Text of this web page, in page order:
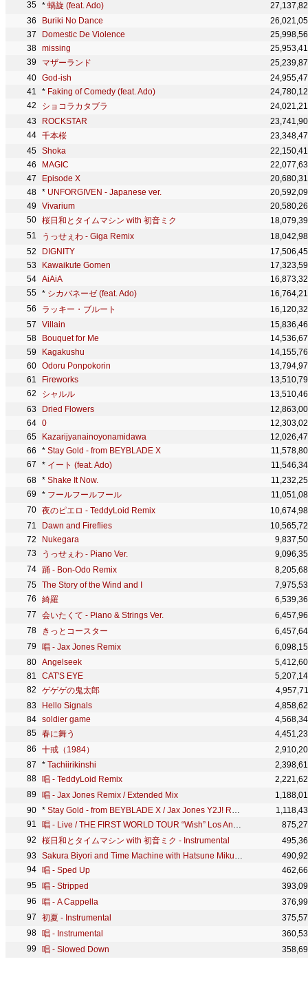
* 蝸旋 (feat. Ado)
Buriki No Dance
Domestic De Violence
missing
マザーランド
God-ish
* Faking of Comedy (feat. Ado)
ショコラカタブラ
ROCKSTAR
千本桜
Shoka
MAGIC
Episode X
* UNFORGIVEN - Japanese ver.
Vivarium
桜日和とタイムマシン with 初音ミク
うっせぇわ - Giga Remix
DIGNITY
Kawaikute Gomen
AiAiA
* シカバネーゼ (feat. Ado)
ラッキー・ブルート
Villain
Bouquet for Me
Kagakushu
Odoru Ponpokorin
Fireworks
シャルル
Dried Flowers
0
Kazarijyanainoyonamidawa
* Stay Gold - from BEYBLADE X
* イート (feat. Ado)
* Shake It Now.
* フールフールフール
夜のピエロ - TeddyLoid Remix
Dawn and Fireflies
Nukegara
うっせぇわ - Piano Ver.
踊 - Bon-Odo Remix
The Story of the Wind and I
綺羅
会いたくて - Piano & Strings Ver.
きっとコースター
唱 - Jax Jones Remix
Angelseek
CAT'S EYE
ゲゲゲの鬼太郎
Hello Signals
soldier game
春に舞う
十戒（1984）
* Tachiirikinshi
唱 - TeddyLoid Remix
唱 - Jax Jones Remix / Extended Mix
* Stay Gold - from BEYBLADE X / Jax Jones Y2J! Remix
唱 - Live / THE FIRST WORLD TOUR “Wish” Los Angeles
桜日和とタイムマシン with 初音ミク - Instrumental
Sakura Biyori and Time Machine with Hatsune Miku - Instrumental
唱 - Sped Up
唱 - Stripped
唱 - A Cappella
初夏 - Instrumental
唱 - Instrumental
唱 - Slowed Down